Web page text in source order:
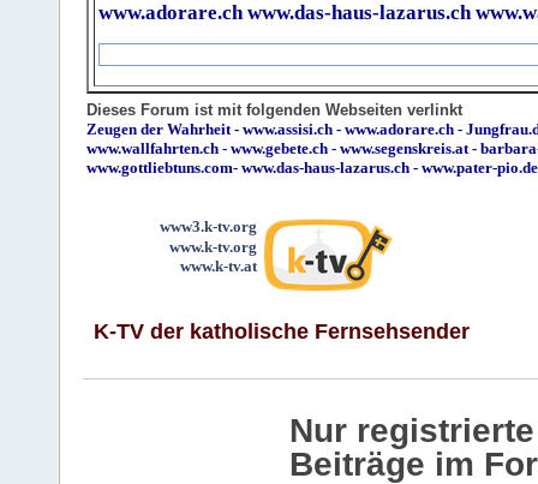
www.adorare.ch www.das-haus-lazarus.ch
Dieses Forum ist mit folgenden Webseiten verlinkt
Zeugen der Wahrheit - www.assisi.ch - www.adorare.ch -
www.wallfahrten.ch - www.gebete.ch - www.segenskreis.at -
www.gottliebtuns.com- www.das-haus-lazarus.ch - www.pater-pio.de
www3.k-tv.org
www.k-tv.org
www.k-tv.at
K-TV der katholische Fernsehsender
Nur
Beiträge im